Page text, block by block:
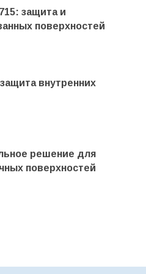
защита и
поверхностей
внутренних
решение для
поверхностей